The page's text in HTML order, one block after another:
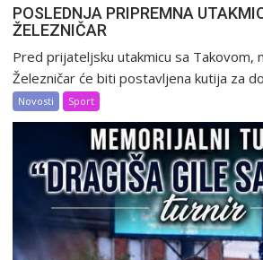
POSLEDNJA PRIPREMNA
ŽELEZNIČAR
Pred prijateljsku utakmicu sa Takovom,
Železničar će biti postavljena kutija za
Novosti Sport